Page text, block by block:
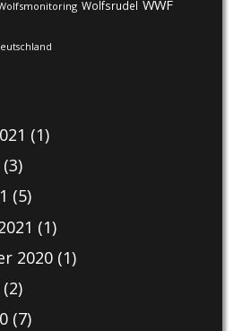
Wolfsrudel WWF
(1)
(3)
(5)
(1)
2020(1)
(7)